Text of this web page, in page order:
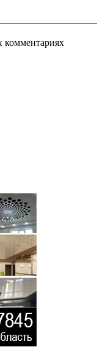
комментариях